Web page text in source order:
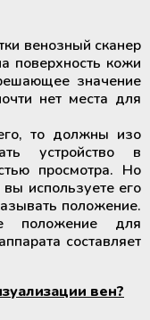
венозный сканер
поверхность кожи
значение
нет места для
то должны изо
устройство в
просмотра. Но
используете его
положение.
положение для
составляет
вен?